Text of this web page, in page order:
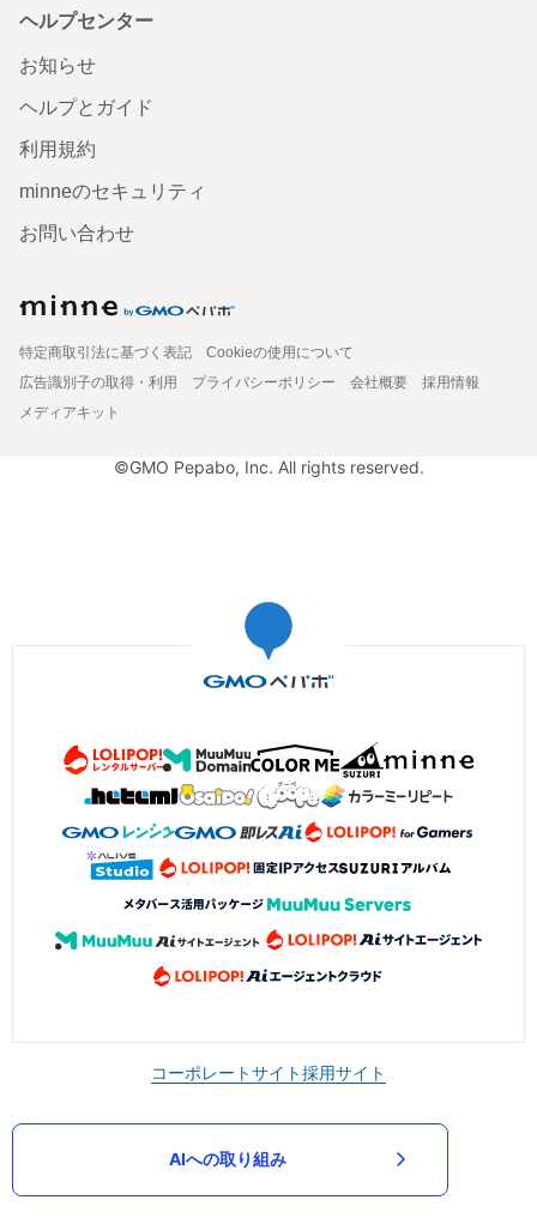
ヘルプセンター
お知らせ
ヘルプとガイド
利用規約
minneのセキュリティ
お問い合わせ
特定商取引法に基づく表記
Cookieの使用について
広告識別子の取得・利用
プライバシーポリシー 会社概要
採用情報
メディアキット
©GMO Pepabo, Inc. All rights reserved.
コーポレートサイト採用サイト
AIへの取り組み